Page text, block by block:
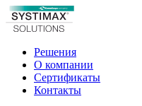
Решения
О компании
Сертификаты
Контакты